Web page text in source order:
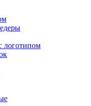
логотипом